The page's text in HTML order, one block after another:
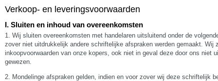
Verkoop- en leveringsvoorwaarden
I. Sluiten en inhoud van overeenkomsten
1. Wij sluiten overeenkomsten met handelaren uitsluitend onder de
zover niet uitdrukkelijk andere schriftelijke afspraken werden gemaakt. Wij
inkoopvoorwaarden van onze kopers, ook niet in geval deze door ons niet
gewezen.
2. Mondelinge afspraken gelden, indien en voor zover wij deze schriftelijk